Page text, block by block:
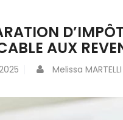
AUX
Melissa MARTELLI